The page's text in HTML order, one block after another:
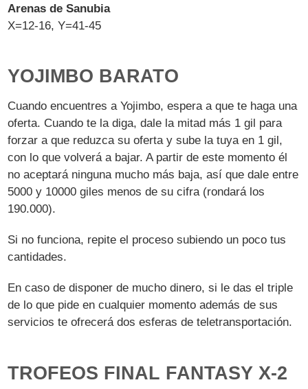
Arenas de Sanubia
X=12-16, Y=41-45
YOJIMBO BARATO
Cuando encuentres a Yojimbo, espera a que te haga una
oferta. Cuando te la diga, dale la mitad más 1 gil para
forzar a que reduzca su oferta y sube la tuya en 1 gil,
con lo que volverá a bajar. A partir de este momento él
no aceptará ninguna mucho más baja, así que dale entre
5000 y 10000 giles menos de su cifra (rondará los
190.000).
Si no funciona, repite el proceso subiendo un poco tus
cantidades.
En caso de disponer de mucho dinero, si le das el triple
de lo que pide en cualquier momento además de sus
servicios te ofrecerá dos esferas de teletransportación.
TROFEOS FINAL FANTASY X-2